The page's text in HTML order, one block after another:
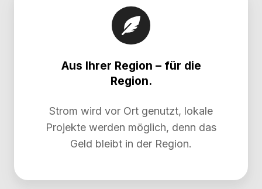
Aus Ihrer Region – für die
Region.
Strom wird vor Ort genutzt, lokale
Projekte werden möglich, denn das
Geld bleibt in der Region.